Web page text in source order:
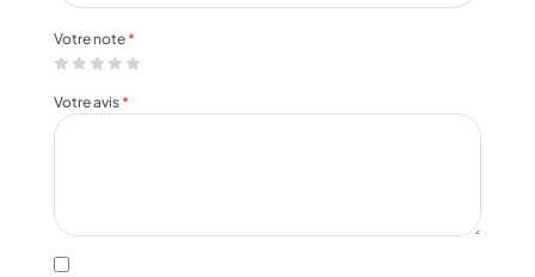
Votre note *
Votre avis *